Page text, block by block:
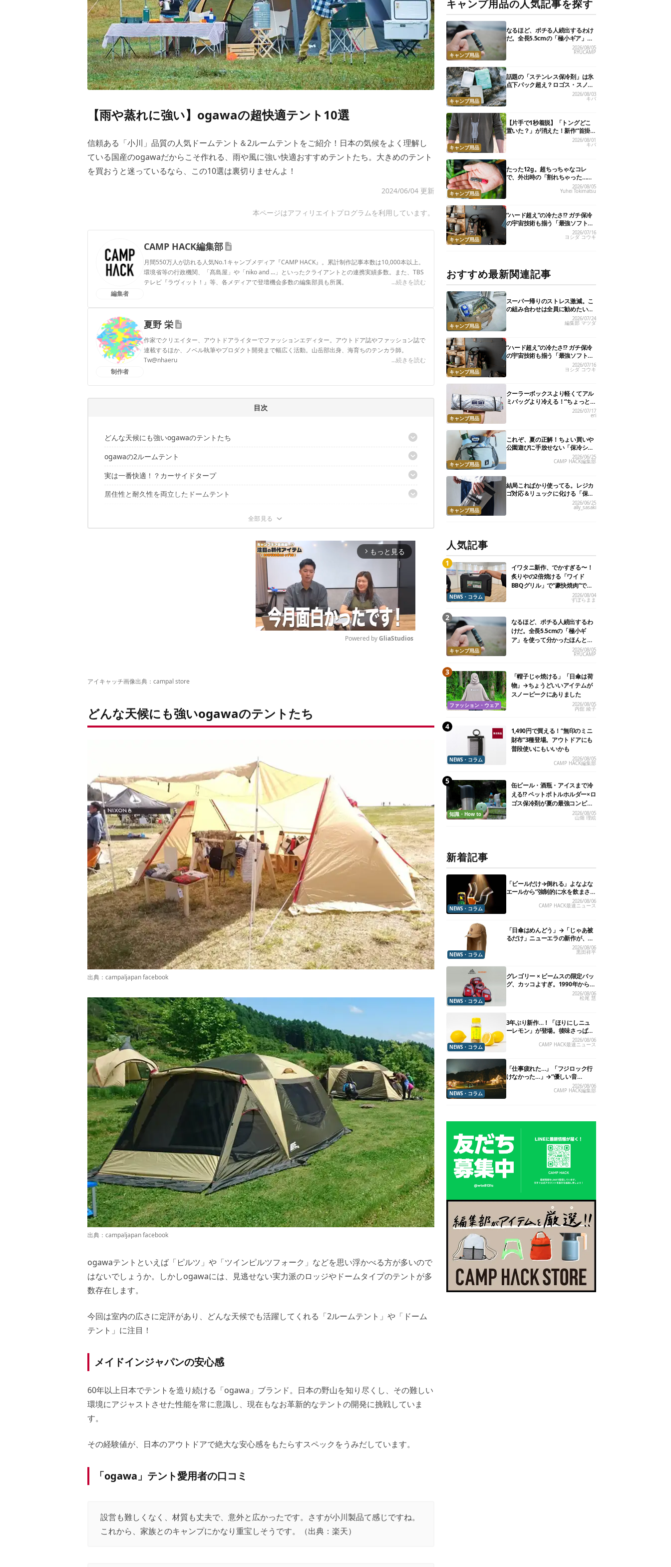
【雨や蒸れに強い】ogawaの超快適テント10選
信頼ある「小川」品質の人気ドームテント＆2ルームテントをご紹介！日本の気候をよく理解し
ている国産のogawaだからこそ作れる、雨や風に強い快適おすすめテントたち。大きめのテント
を買おうと迷っているなら、この10選は裏切りませんよ！
2024/06/04 更新
本ページはアフィリエイトプログラムを利用しています。
編集者
CAMP HACK編集部
月間550万人が訪れる人気No.1キャンプメディア『CAMP HACK』。累計制作記事本数は10,000本以上。
環境省等の行政機関、「髙島屋」や「niko and ...」といったクライアントとの連携実績多数。また、TBS
テレビ『ラヴィット！』等、各メディアで登壇機会多数の編集部員も所属。
...続きを読む
制作者
夏野 栄
作家でクリエイター、アウトドアライターでファッションエディター。アウトドア誌やファッション誌で
連載するほか、ノベル執筆やプロダクト開発まで幅広く活動。山岳部出身、海育ちのテンカラ師。
Tw@nhaeru
...続きを読む
目次
どんな天候にも強いogawaのテントたち
メイドインジャパンの安心感
ogawaの2ルームテント
ogawa「ポルヴェーラ34」
ogawa「シュナーベル5」
ogawa「ティエラ5-EX」
実は一番快適！？カーサイドタープ
ogawa「カーサイドタープ AL」
居住性と耐久性を両立したドームテント
ogawa「AIRE（アイレ）」
arrow_forward_ios もっと見る
Powered by GliaStudios
アイキャッチ画像出典： campal store
どんな天候にも強いogawaのテントたち
出典： campaljapan facebook
出典： campaljapan facebook
ogawaテントといえば「ピルツ」や「ツインピルツフォーク」などを思い浮かべる方が多いので
はないでしょうか。しかしogawaには、見逃せない実力派のロッジやドームタイプのテントが多
数存在します。
今回は室内の広さに定評があり、どんな天候でも活躍してくれる「2ルームテント」や「ドーム
テント」に注目！
メイドインジャパンの安心感
60年以上日本でテントを造り続ける「ogawa」ブランド。日本の野山を知り尽くし、その難しい
環境にアジャストさせた性能を常に意識し、現在もなお革新的なテントの開発に挑戦していま
す。
その経験値が、日本のアウトドアで絶大な安心感をもたらすスペックをうみだしています。
「ogawa」テント愛用者の口コミ
設営も難しくなく、材質も丈夫で、意外と広かったです。さすが小川製品て感じですね。
これから、家族とのキャンプにかなり重宝しそうです。（出典： 楽天）
キャンプ用品の人気記事を探す
キャンプ用品
なるほど、ポチる人続出するわけ
だ。全長5.5cmの「極小ギア」を
使って分かったほんとの魅力2026/08/05
RYUCAMP
キャンプ用品
話題の「ステンレス保冷剤」は氷
点下パック超え？ロゴス・スノー
ピーク・爆売れノーブランド品を
比べてみた
2026/08/03
キバ
キャンプ用品
【片手で1秒着脱】「トングどこ
置いた？」が消えた！新作“首掛
けトング”、男心くすぐるギミッ
2026/08/01
キバ
キャンプ用品
たった12g。超ちっちゃなコレ
で、外出時の「割れちゃった…」
2026/08/05
Yuhei Tokimatsu
キャンプ用品
“ハード超え”の冷たさ!? ガチ保冷
の宇宙技術も揃う「最強ソフトク
ーラー」17選
2026/07/16
ヨシダ コウキ
おすすめ最新関連記事
キャンプ用品
スーパー帰りのストレス激減。こ
の組み合わせは全員に勧めたい
【編集部のリアル購入品】2026/07/24
編集部 マツダ
キャンプ用品
“ハード超え”の冷たさ!? ガチ保冷
の宇宙技術も揃う「最強ソフトク
ーラー」17選
2026/07/16
ヨシダ コウキ
キャンプ用品
クーラーボックスより軽くてアル
ミバッグより冷える！“ちょっと
の保冷”に大活躍の軽量バッグ7選
2026/07/17
eri
キャンプ用品
これぞ、夏の正解！ちょい買いや
公園遊びに手放せない「保冷ショ
2026/06/25
CAMP HACK編集部
キャンプ用品
結局こればかり使ってる。レジカ
ゴ対応＆リュックに化ける「保冷
2026/06/25
ally_sasaki
人気記事
NEWS・コラム
イワタニ新作、でかすぎる〜！
炙りやの2倍焼ける「ワイド
BBQグリル」で“豪快焼肉”でき
2026/08/04
ずぼらまま
キャンプ用品
なるほど、ポチる人続出するわ
けだ。全長5.5cmの「極小ギ
ア」を使って分かったほんとの
2026/08/05
RYUCAMP
ファッション・ウェア
「帽子じゃ焼ける」「日傘は荷
物」→ちょうどいいアイテムが
スノーピークにありました
2026/08/05
内舘 綾子
NEWS・コラム
1,490円で買える！“無印のミニ
財布”3種登場。アウトドアにも
普段使いにもいいかも
2026/08/05
CAMP HACK編集部
知識・How to
缶ビール・酒瓶・アイスまで冷
える!? ペットボトルホルダー×ロ
ゴス保冷剤が夏の最強コンビだ
2026/08/05
山畑 理絵
新着記事
NEWS・コラム
「ビールだけ→倒れる」よなよな
エールから“強制的に水を飲まさ
2026/08/06
CAMP HACK最速ニュース
NEWS・コラム
「日傘はめんどう」→「じゃあ被
るだけ」ニューエラの新作が、真
2026/08/06
黒田祥平
NEWS・コラム
グレゴリー × ビームスの限定バッ
グ、カッコよすぎ。1990年から“3
年のみ使用”されていた、紫タグ
2026/08/06
松尾 慧
NEWS・コラム
3年ぶり新作…！「ほりにしニュ
ーレモン」が登場。後味さっぱり
の万能スパイス！【8月21日発
2026/08/06
CAMP HACK最速ニュース
NEWS・コラム
「仕事疲れた…」「フジロック行
けなかった…」→“優しい音
楽”と“大きな自然”で治癒。まだ間
2026/08/06
CAMP HACK編集部